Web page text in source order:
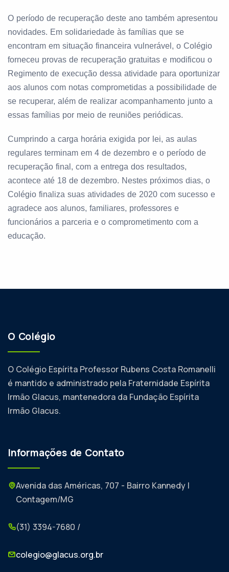
O período de recuperação deste ano também apresentou
novidades. Em solidariedade às famílias que se
encontram em situação financeira vulnerável, o Colégio
forneceu provas de recuperação gratuitas e modificou o
Regimento de execução dessa atividade para oportunizar
aos alunos com notas comprometidas a possibilidade de
se recuperar, além de realizar acompanhamento junto a
essas famílias por meio de reuniões periódicas.
Cumprindo a carga horária exigida por lei, as aulas
regulares terminam em 4 de dezembro e o período de
recuperação final, com a entrega dos resultados,
acontece até 18 de dezembro. Nestes próximos dias, o
Colégio finaliza suas atividades de 2020 com sucesso e
agradece aos alunos, familiares, professores e
funcionários a parceria e o comprometimento com a
educação.
O Colégio
O Colégio Espírita Professor Rubens Costa Romanelli
é mantido e administrado pela Fraternidade Espírita
Irmão Glacus, mantenedora da Fundação Espírita
Irmão Glacus.
Informações de Contato
Avenida das Américas, 707 - Bairro Kannedy |
Contagem/MG
(31) 3394-7680 /
colegio@glacus.org.br